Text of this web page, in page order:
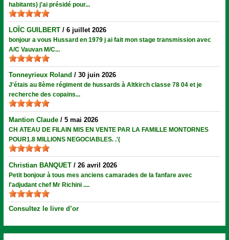
habitants) j'ai présidé pour...
LOÏC GUILBERT /6 juillet 2026
bonjour a vous Hussard en 1979 j ai fait mon stage transmission avec
A/C Vauvan M/C...
Tonneyrieux Roland /30 juin 2026
J'étais au 8ème régiment de hussards à Altkirch classe 78 04 et je
recherche des copains...
Mantion Claude /5 mai 2026
CH ATEAU DE FILAIN MIS EN VENTE PAR LA FAMILLE MONTORNES
POUR1.8 MILLIONS NEGOCIABLES. .'(
Christian BANQUET /26 avril 2026
Petit bonjour à tous mes anciens camarades de la fanfare avec
l'adjudant chef Mr Richini ....
Consultez le livre d’or